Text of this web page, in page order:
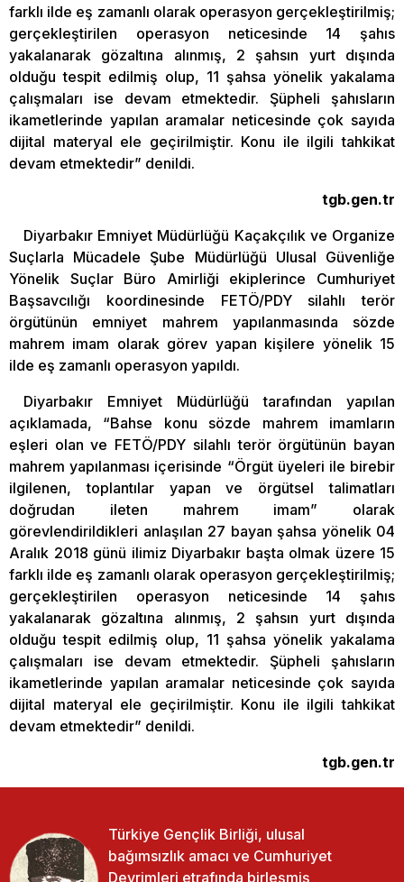
farklı ilde eş zamanlı olarak operasyon gerçekleştirilmiş;
gerçekleştirilen operasyon neticesinde 14 şahıs
yakalanarak gözaltına alınmış, 2 şahsın yurt dışında
olduğu tespit edilmiş olup, 11 şahsa yönelik yakalama
çalışmaları ise devam etmektedir. Şüpheli şahısların
ikametlerinde yapılan aramalar neticesinde çok sayıda
dijital materyal ele geçirilmiştir. Konu ile ilgili tahkikat
devam etmektedir” denildi.
tgb.gen.tr
Diyarbakır Emniyet Müdürlüğü Kaçakçılık ve Organize
Suçlarla Mücadele Şube Müdürlüğü Ulusal Güvenliğe
Yönelik Suçlar Büro Amirliği ekiplerince Cumhuriyet
Başsavcılığı koordinesinde FETÖ/PDY silahlı terör
örgütünün emniyet mahrem yapılanmasında sözde
mahrem imam olarak görev yapan kişilere yönelik 15
ilde eş zamanlı operasyon yapıldı.
Diyarbakır Emniyet Müdürlüğü tarafından yapılan
açıklamada, “Bahse konu sözde mahrem imamların
eşleri olan ve FETÖ/PDY silahlı terör örgütünün bayan
mahrem yapılanması içerisinde “Örgüt üyeleri ile birebir
ilgilenen, toplantılar yapan ve örgütsel talimatları
doğrudan ileten mahrem imam” olarak
görevlendirildikleri anlaşılan 27 bayan şahsa yönelik 04
Aralık 2018 günü ilimiz Diyarbakır başta olmak üzere 15
farklı ilde eş zamanlı olarak operasyon gerçekleştirilmiş;
gerçekleştirilen operasyon neticesinde 14 şahıs
yakalanarak gözaltına alınmış, 2 şahsın yurt dışında
olduğu tespit edilmiş olup, 11 şahsa yönelik yakalama
çalışmaları ise devam etmektedir. Şüpheli şahısların
ikametlerinde yapılan aramalar neticesinde çok sayıda
dijital materyal ele geçirilmiştir. Konu ile ilgili tahkikat
devam etmektedir” denildi.
tgb.gen.tr
Türkiye Gençlik Birliği, ulusal
bağımsızlık amacı ve Cumhuriyet
Devrimleri etrafında birleşmiş